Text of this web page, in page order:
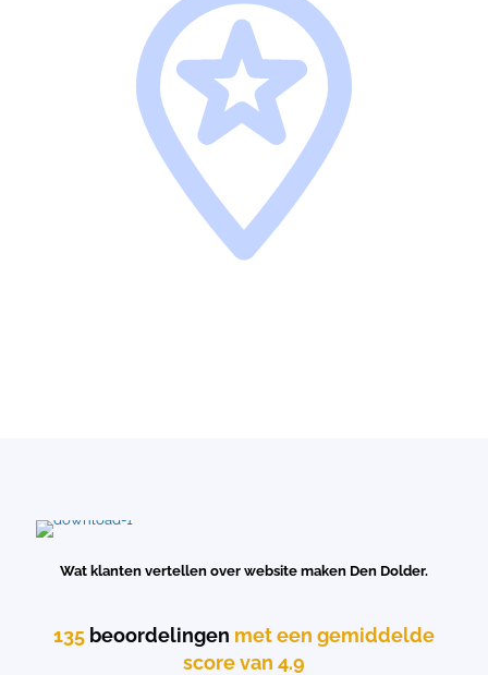
Wat klanten vertellen over website maken Den Dolder.
135 beoordelingen met een gemiddelde
score van 4.9